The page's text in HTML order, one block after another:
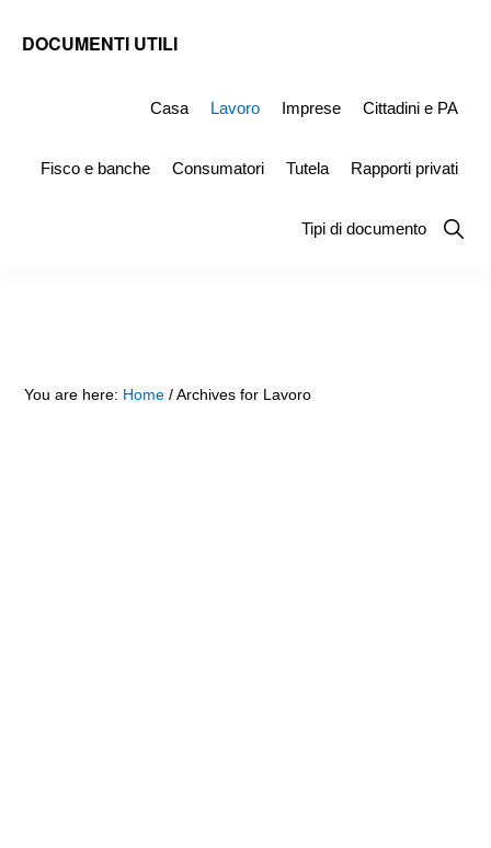
DOCUMENTI UTILI
Simile
Casa Lavoro Imprese Cittadini e PA
Fisco e banche Consumatori Tutela Rapporti privati
Tipi di documento
Show
You are here: Home /Archives for Lavoro